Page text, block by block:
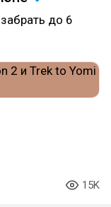
до 6
15K